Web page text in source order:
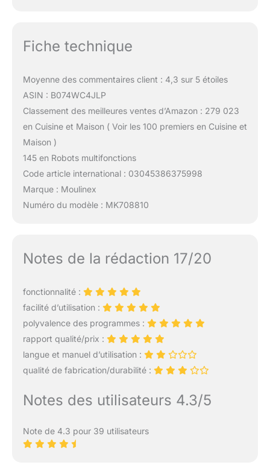
Fiche technique
Moyenne des commentaires client : 4,3 sur 5 étoiles
ASIN : B074WC4JLP
Classement des meilleures ventes d’Amazon : 279 023
en Cuisine et Maison ( Voir les 100 premiers en Cuisine et
Maison )
145 en Robots multifonctions
Code article international : 03045386375998
Marque : Moulinex
Numéro du modèle : MK708810
Notes de la rédaction 17/20
fonctionnalité :
facilité d’utilisation :
polyvalence des programmes :
rapport qualité/prix :
langue et manuel d’utilisation :
qualité de fabrication/durabilité :
Notes des utilisateurs 4.3/5
Note de 4.3 pour 39 utilisateurs